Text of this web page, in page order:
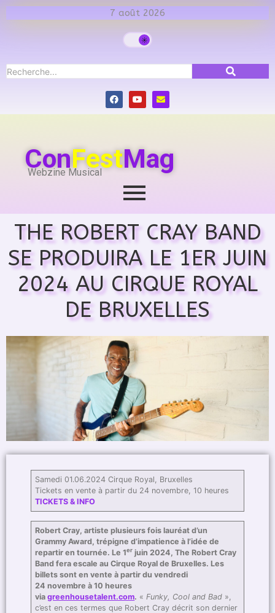
7 août 2026
ConFestMag
Webzine Musical
THE ROBERT CRAY BAND
SE PRODUIRA LE 1ER JUIN
2024 AU CIRQUE ROYAL
DE BRUXELLES
Samedi 01.06.2024 Cirque Royal, Bruxelles
Tickets en vente à partir du 24 novembre, 10 heures
TICKETS & INFO
Robert Cray, artiste plusieurs fois lauréat d’un
Grammy Award, trépigne d’impatience à l’idée de
repartir en tournée. Le 1er juin 2024, The Robert Cray
Band fera escale au Cirque Royal de Bruxelles. Les
billets sont en vente à partir du vendredi
24 novembre à 10 heures
viagreenhousetalent.com. «Funky, Cool and Bad »,
c’est en ces termes que Robert Cray décrit son dernier